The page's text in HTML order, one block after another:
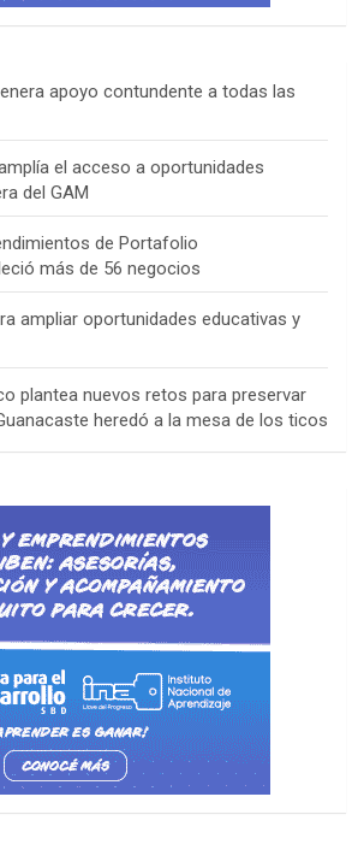
apoyo contundente a todas las
el acceso a oportunidades
del GAM
de Portafolio
más de 56 negocios
ampliar oportunidades educativas y
plantea nuevos retos para preservar
heredó a la mesa de los ticos